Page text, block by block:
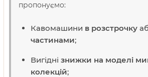
пропонуємо:
Кавомашини в розстрочку
частинами;
Вигідні знижки на моделі
колекцій;